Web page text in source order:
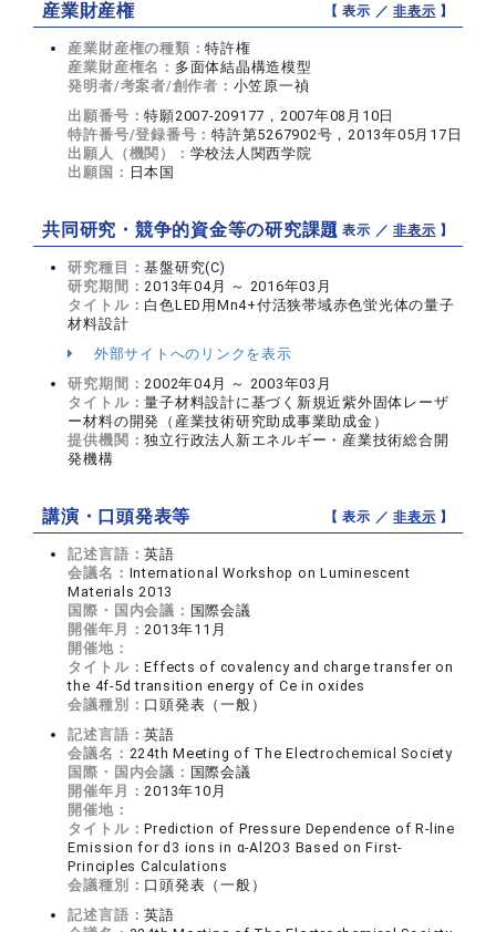
産業財産権 【 表示 ／非表示 】
産業財産権の種類：特許権
産業財産権名： 多面体結晶構造模型
発明者/考案者/創作者： 小笠原一禎
出願番号：特願2007-209177，2007年08月10日
特許番号/登録番号：特許第5267902号，2013年05月17日
出願人（機関）： 学校法人関西学院
出願国： 日本国
共同研究・競争的資金等の研究課題【 表示 ／非表示 】
研究種目：基盤研究(C)
研究期間：2013年04月 ～ 2016年03月
タイトル： 白色LED用Mn4+付活狭帯域赤色蛍光体の量子
材料設計
外部サイトへのリンクを表示
研究期間：2002年04月 ～ 2003年03月
タイトル：量子材料設計に基づく新規近紫外固体レーザ
ー材料の開発（産業技術研究助成事業助成金）
提供機関：独立行政法人新エネルギー・産業技術総合開
発機構
講演・口頭発表等 【 表示 ／非表示 】
記述言語：英語
会議名： International Workshop on Luminescent
Materials 2013
国際・国内会議： 国際会議
開催年月：2013年11月
開催地：
タイトル：Effects of covalency and charge transfer on
the 4f-5d transition energy of Ce in oxides
会議種別： 口頭発表（一般）
記述言語：英語
会議名： 224th Meeting of The Electrochemical Society
国際・国内会議： 国際会議
開催年月：2013年10月
開催地：
タイトル：Prediction of Pressure Dependence of R-line
Emission for d3 ions in α-Al2O3 Based on First-
Principles Calculations
会議種別： 口頭発表（一般）
記述言語：英語